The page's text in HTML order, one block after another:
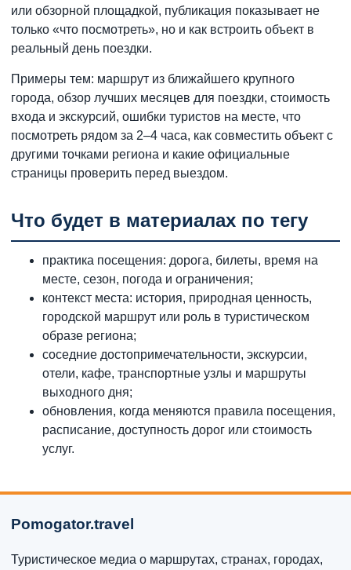
или обзорной площадкой, публикация показывает не
только «что посмотреть», но и как встроить объект в
реальный день поездки.
Примеры тем: маршрут из ближайшего крупного
города, обзор лучших месяцев для поездки, стоимость
входа и экскурсий, ошибки туристов на месте, что
посмотреть рядом за 2–4 часа, как совместить объект с
другими точками региона и какие официальные
страницы проверить перед выездом.
Что будет в материалах по тегу
практика посещения: дорога, билеты, время на
месте, сезон, погода и ограничения;
контекст места: история, природная ценность,
городской маршрут или роль в туристическом
образе региона;
соседние достопримечательности, экскурсии,
отели, кафе, транспортные узлы и маршруты
выходного дня;
обновления, когда меняются правила посещения,
расписание, доступность дорог или стоимость
услуг.
Pomogator.travel
Туристическое медиа о маршрутах, странах, городах,